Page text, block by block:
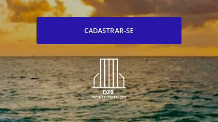
CADASTRAR-SE